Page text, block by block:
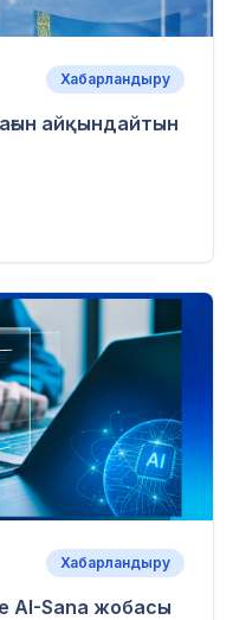
Хабарландыру
айқындайтын
Хабарландыру
AI-Sana жобасы